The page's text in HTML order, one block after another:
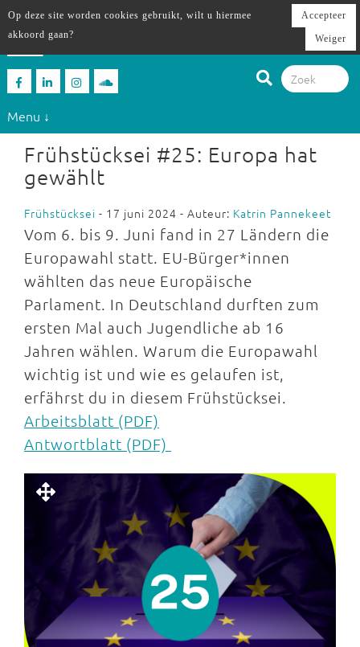
Menu ↓
Frühstücksei #25: Europa hat
gewählt
Frühstücksei - 17 juni 2024 - Auteur: Katrin Pannekeet
Vom 6. bis 9. Juni fand in 27 Ländern die
Europawahl statt. EU-Bürger*innen
wählten das neue Europäische
Parlament. In Deutschland durften zum
ersten Mal auch Jugendliche ab 16
Jahren wählen. Warum die Europawahl
wichtig ist und wie es gelaufen ist,
erfährst du in diesem Frühstücksei.
Arbeitsblatt (PDF)
Antwortblatt (PDF)
Op deze site worden cookies gebruikt, wilt u hiermee
akkoord gaan?
Accepteer
Weiger